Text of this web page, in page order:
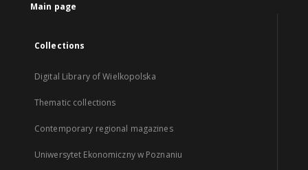
Main page
Collections
Digital Library of Wielkopolska
Thematic collections
Contemporary regional magazines
Uniwersytet Ekonomiczny w Poznaniu